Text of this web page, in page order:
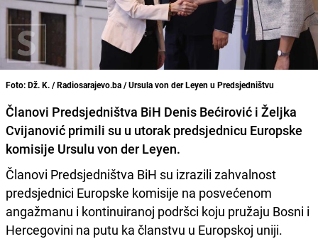
Foto: Dž. K. / Radiosarajevo.ba / Ursula von der Leyen u Predsjedništvu
Članovi Predsjedništva BiH Denis Bećirović i Željka
Cvijanović primili su u utorak predsjednicu Europske
komisije Ursulu von der Leyen.
Članovi Predsjedništva BiH su izrazili zahvalnost
predsjednici Europske komisije na posvećenom
angažmanu i kontinuiranoj podršci koju pružaju Bosni i
Hercegovini na putu ka članstvu u Europskoj uniji.